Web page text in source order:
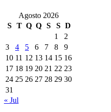
Agosto 2026
S
T Q Q S S D
1
2
3
4 5 6 7 8
9
10 11 12 13 14 15 16
17 18 19 20 21 22 23
24 25 26 27 28 29 30
31
« Jul